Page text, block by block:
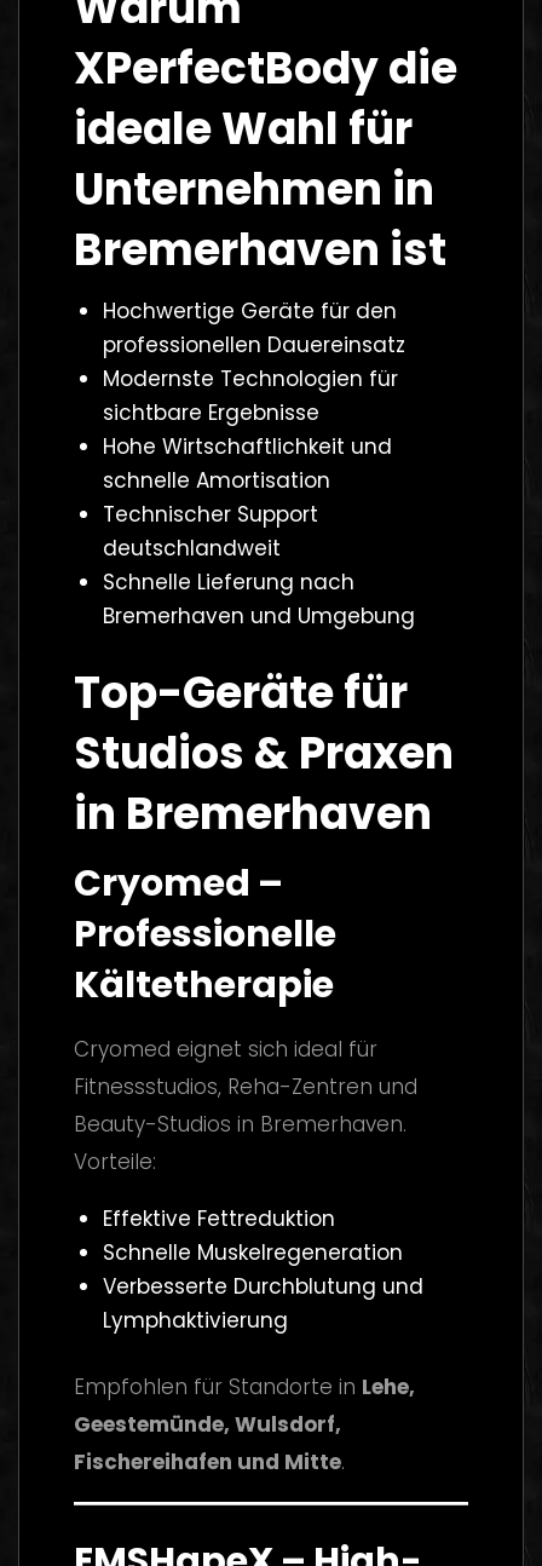
XPerfectBody die
ideale Wahl für
Unternehmen in
Bremerhaven ist
Hochwertige Geräte für den
professionellen Dauereinsatz
Modernste Technologien für
sichtbare Ergebnisse
Hohe Wirtschaftlichkeit und
schnelle Amortisation
Technischer Support
deutschlandweit
Schnelle Lieferung nach
Bremerhaven und Umgebung
Top-Geräte für
Studios & Praxen
in Bremerhaven
Cryomed –
Professionelle
Kältetherapie
Cryomed eignet sich ideal für
Fitnessstudios, Reha-Zentren und
Beauty-Studios in Bremerhaven.
Vorteile:
Effektive Fettreduktion
Schnelle Muskelregeneration
Verbesserte Durchblutung und
Lymphaktivierung
Empfohlen für Standorte in Lehe,
Geestemünde, Wulsdorf,
Fischereihafen und Mitte.